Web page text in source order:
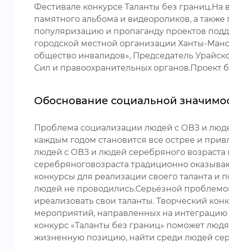
Фестивале конкурсе Таланты без
памятного альбома и видеороликов, а
популяризацию и пропаганду проектов
городской местной организации Ханты-
общество инвалидов», Председатель
Сил и правоохранительных органов.Проект
Обоснование социальной
Проблема социализации людей с ОВЗ и
каждым годом становится все острее и
людей с ОВЗ и людей серебряного
серебряноговозраста традиционно
конкурсы для реализации своего таланта
людей не проводились.Серьёзной
иреализовать свои таланты. Творческий
мероприятий, направленных на
конкурс «Таланты без границ» поможет
жизненную позицию, найти среди людей